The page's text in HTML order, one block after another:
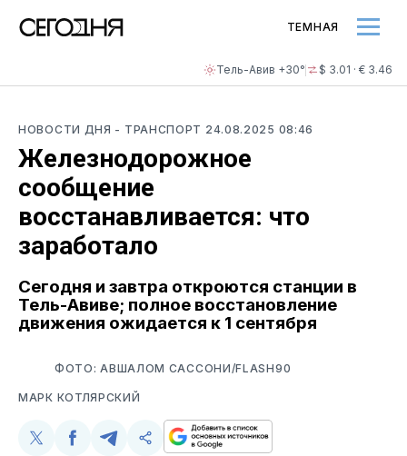
Тель-Авив +30° $ 3.01 · € 3.46
ТЕМНАЯ
НОВОСТИ ДНЯ - ТРАНСПОРТ 24.08.2025 08:46
Железнодорожное
сообщение
восстанавливается: что
заработало
Сегодня и завтра откроются станции в
Тель-Авиве; полное восстановление
движения ожидается к 1 сентября
ФОТО: АВШАЛОМ САССОНИ/FLASH90
МАРК КОТЛЯРСКИЙ
Поделиться
Поделиться
Поделиться
Скопируйте